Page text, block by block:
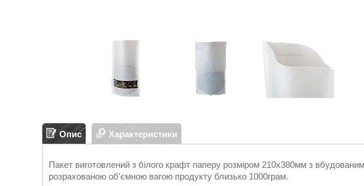
Опис Характеристики
Пакет виготовлений з білого крафт паперу розміром 210х380мм з
розрахованою об'ємною вагою продукту близько 1000грам.